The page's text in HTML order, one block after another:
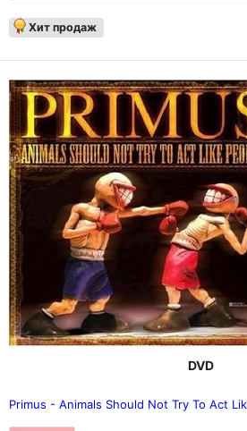
Хит продаж
DVD
Primus - Animals Should Not Try To Act